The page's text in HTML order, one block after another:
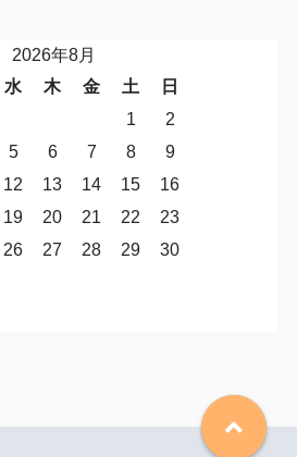
2026年8月
水 木 金 土 日
1
2
5 6 7 8
9
12 13 14 15
16
19 20 21 22
23
26 27 28 29
30